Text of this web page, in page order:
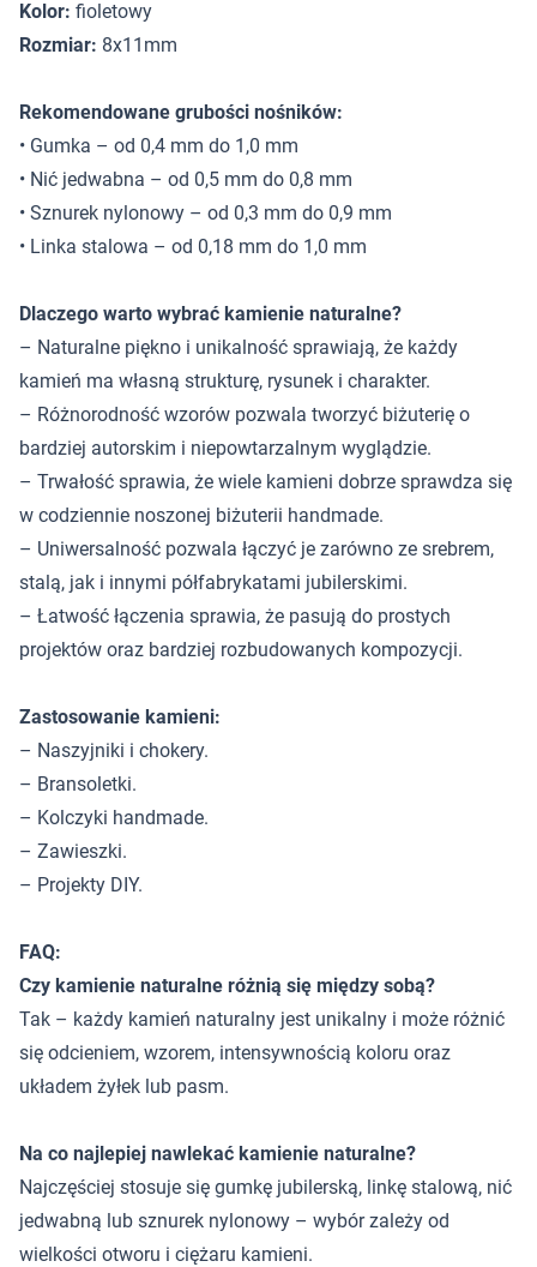
Kolor: fioletowy
Rozmiar: 8x11mm
Rekomendowane grubości nośników:
• Gumka – od 0,4 mm do 1,0 mm
• Nić jedwabna – od 0,5 mm do 0,8 mm
• Sznurek nylonowy – od 0,3 mm do 0,9 mm
• Linka stalowa – od 0,18 mm do 1,0 mm
Dlaczego warto wybrać kamienie naturalne?
– Naturalne piękno i unikalność sprawiają, że każdy
kamień ma własną strukturę, rysunek i charakter.
– Różnorodność wzorów pozwala tworzyć biżuterię o
bardziej autorskim i niepowtarzalnym wyglądzie.
– Trwałość sprawia, że wiele kamieni dobrze sprawdza się
w codziennie noszonej biżuterii handmade.
– Uniwersalność pozwala łączyć je zarówno ze srebrem,
stalą, jak i innymi półfabrykatami jubilerskimi.
– Łatwość łączenia sprawia, że pasują do prostych
projektów oraz bardziej rozbudowanych kompozycji.
Zastosowanie kamieni:
– Naszyjniki i chokery.
– Bransoletki.
– Kolczyki handmade.
– Zawieszki.
– Projekty DIY.
FAQ:
Czy kamienie naturalne różnią się między sobą?
Tak – każdy kamień naturalny jest unikalny i może różnić
się odcieniem, wzorem, intensywnością koloru oraz
układem żyłek lub pasm.
Na co najlepiej nawlekać kamienie naturalne?
Najczęściej stosuje się gumkę jubilerską, linkę stalową, nić
jedwabną lub sznurek nylonowy – wybór zależy od
wielkości otworu i ciężaru kamieni.